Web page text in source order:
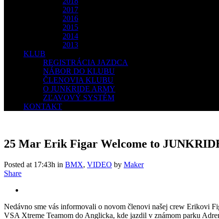
2017
2016
2015
2014
2013
KLUB
REGISTRÁCIA JAZDCA
NÁBOR DO KLUBU
ČLENOVIA KLUBU
O JUNKRIDE ARMY
ZĽAVOVÝ SYSTÉM
KONTAKT
25 Mar Erik Figar Welcome to
Posted at 17:43h in BMX, VIDEO by Maker
Share
Nedávno sme vás informovali o novom členovi našej crew Erikovi
VSA Xtreme Teamom do Anglicka, kde jazdil v známom parku